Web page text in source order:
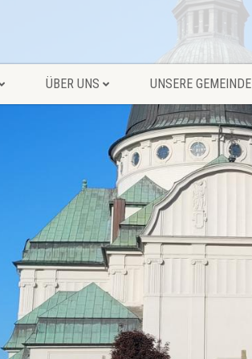
ÜBER UNS UNSERE GEMEINDE